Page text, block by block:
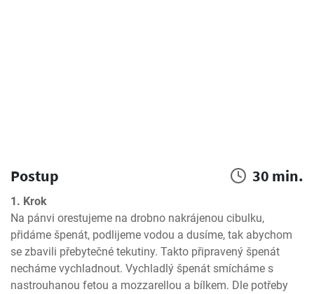
Postup 30 min.
1. Krok
Na pánvi orestujeme na drobno nakrájenou cibulku,
přidáme špenát, podlijeme vodou a dusíme, tak abychom
se zbavili přebytečné tekutiny. Takto připravený špenát
necháme vychladnout. Vychladlý špenát smícháme s
nastrouhanou fetou a mozzarellou a bílkem. Dle potřeby